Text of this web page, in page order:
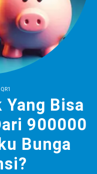
QR1
Yang Bisa
900000
Bunga